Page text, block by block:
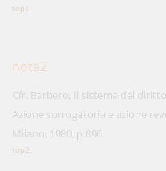
top1
nota2
Cfr. Barbero, Il sistema del
Azione surrogatoria e azione
Milano, 1980, p.896.
top2